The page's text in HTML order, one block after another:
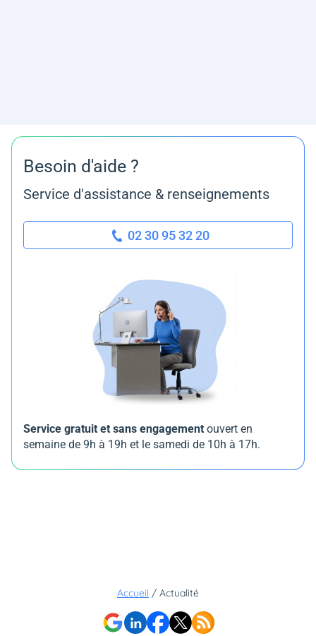
Besoin d'aide ?
Service d'assistance & renseignements
02 30 95 32 20
Service gratuit et sans engagement ouvert en
semaine de 9h à 19h et le samedi de 10h à 17h.
Accueil / Actualité